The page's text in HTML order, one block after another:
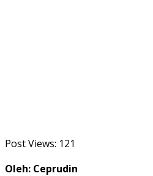
Post Views: 121
Oleh: Ceprudin